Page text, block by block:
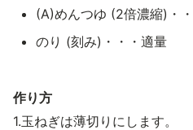
(A)めんつゆ (2倍濃縮)・
のり (刻み)・・・適量
作り方
1.玉ねぎは薄切りにします。